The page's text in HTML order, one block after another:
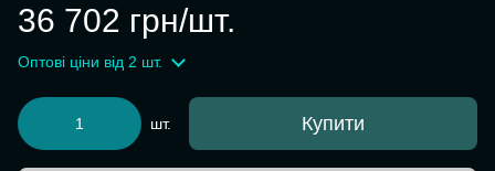
36 702 грн/шт.
Оптові ціни від 2 шт.
шт. Купити